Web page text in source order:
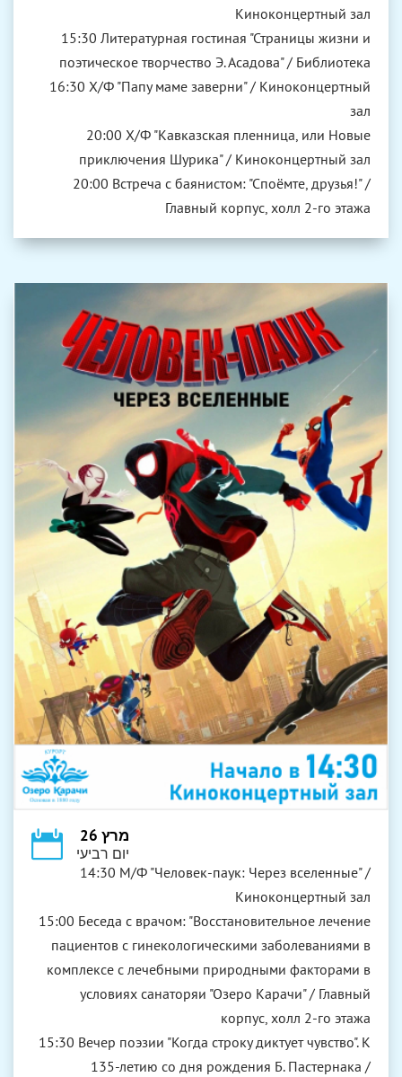
Киноконцертный зал
15:30 Литературная гостиная "Страницы жизни и
поэтическое творчество Э. Асадова" / Библиотека
16:30 Х/Ф "Папу маме заверни" / Киноконцертный
зал
20:00 Х/Ф "Кавказская пленница, или Новые
приключения Шурика" / Киноконцертный зал
20:00 Встреча с баянистом: "Споёмте, друзья!" /
Главный корпус, холл 2-го этажа
מרץ 26
יום רביעי
14:30 М/Ф "Человек-паук: Через вселенные" /
Киноконцертный зал
15:00 Беседа с врачом: "Восстановительное лечение
пациентов с гинекологическими заболеваниями в
комплексе с лечебными природными факторами в
условиях санаторяи "Озеро Карачи" / Главный
корпус, холл 2-го этажа
15:30 Вечер поэзии "Когда строку диктует чувство". К
135-летию со дня рождения Б. Пастернака /